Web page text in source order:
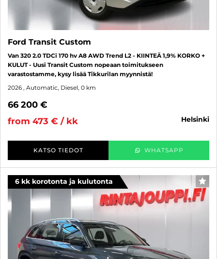
Ford Transit Custom
Van 320 2.0 TDCi 170 hv A8 AWD Trend L2 - KIINTEÄ 1,9% KORKO +
KULUT - Uusi Transit Custom nopeaan toimitukseen
varastostamme, kysy lisää Tikkurilan myynnistä!
2026 , Automatic, Diesel, 0 km
66 200 €
from 473 € / kk
helsinki
KATSO TIEDOT WHATSAPP
6 kk korotonta ja kulutonta